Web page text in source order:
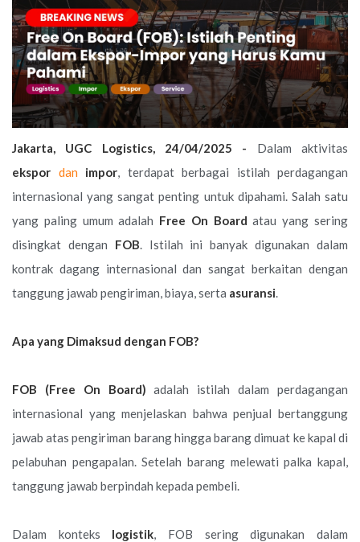
Jakarta, UGC Logistics, 24/04/2025 - Dalam aktivitas
ekspor dan impor, terdapat berbagai istilah perdagangan
internasional yang sangat penting untuk dipahami. Salah satu
yang paling umum adalah Free On Board atau yang sering
disingkat dengan FOB. Istilah ini banyak digunakan dalam
kontrak dagang internasional dan sangat berkaitan dengan
tanggung jawab pengiriman, biaya, serta asuransi.
Apa yang Dimaksud dengan FOB?
FOB (Free On Board) adalah istilah dalam perdagangan
internasional yang menjelaskan bahwa penjual bertanggung
jawab atas pengiriman barang hingga barang dimuat ke kapal di
pelabuhan pengapalan. Setelah barang melewati palka kapal,
tanggung jawab berpindah kepada pembeli.
Dalam konteks logistik, FOB sering digunakan dalam